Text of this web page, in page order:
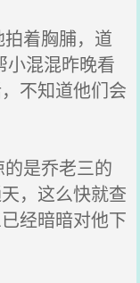
着胸脯，道
小混混昨晚看
不知道他们会
是乔老三的
，这么快就查
经暗暗对他下